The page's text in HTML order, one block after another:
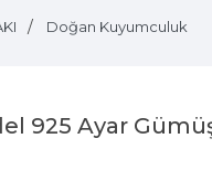
Doğan Kuyumculuk
925 Ayar